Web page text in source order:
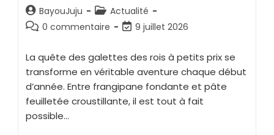
BayouJuju
Actualité
0 commentaire
9 juillet 2026
La quête des galettes des rois à petits prix se
transforme en véritable aventure chaque début
d’année. Entre frangipane fondante et pâte
feuilletée croustillante, il est tout à fait
possible…